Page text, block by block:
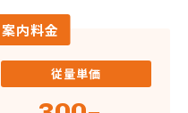
内料金
従量単価